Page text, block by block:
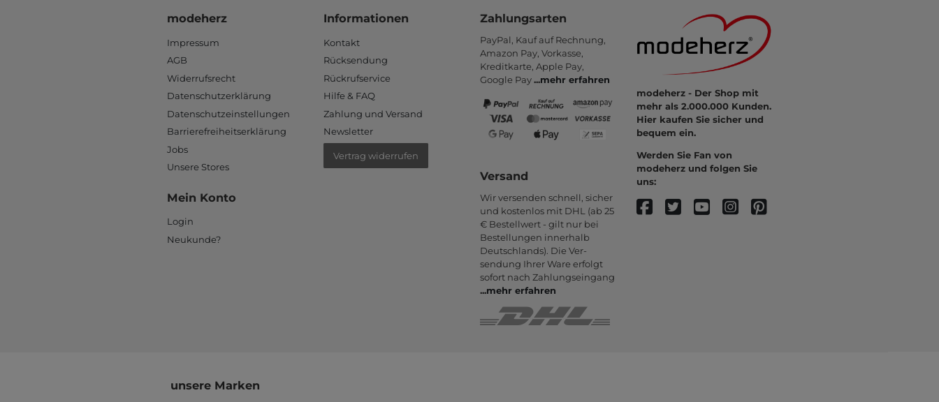
modeherz
Impressum
AGB
Widerrufsrecht
Datenschutzerklärung
Datenschutzeinstellungen
Barrierefreiheitserklärung
Jobs
Unsere Stores
Mein Konto
Login
Neukunde?
Informationen
Kontakt
Rücksendung
Rückrufservice
Hilfe & FAQ
Zahlung und Versand
Newsletter
Vertrag widerrufen
Zahlungsarten
PayPal, Kauf auf Rechnung,
Amazon Pay, Vor­kasse,
Kredit­karte, Apple Pay,
Google Pay...mehr erfahren
Versand
Wir versenden schnell, sicher
und kostenlos mit DHL (ab 25
€ Bestell­wert - gilt nur bei
Bestel­lungen inner­halb
Deutsch­lands). Die Ver­
sendung Ihrer Ware er­folgt
sofort nach Zahlungs­eingang
...mehr erfahren
modeherz - Der Shop mit
mehr als 2.000.000 Kunden.
Hier kaufen Sie sicher und
bequem ein.
Werden Sie Fan von
modeherz und folgen Sie
uns:
unsere Marken